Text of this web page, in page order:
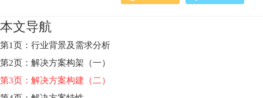
本文导航
第1页：行业背景及需求分析
第2页：解决方案构架（一）
第3页：解决方案构建（二）